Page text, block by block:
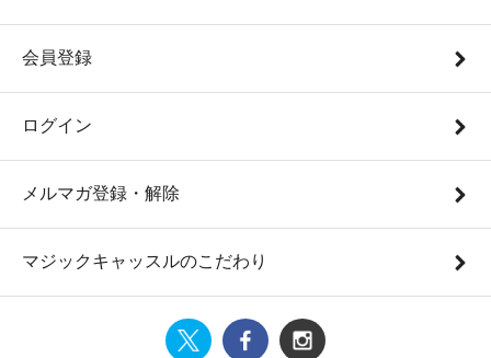
会員登録
ログイン
メルマガ登録・解除
マジックキャッスルのこだわり